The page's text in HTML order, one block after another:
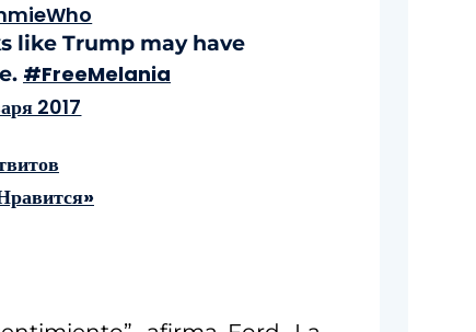
like Trump may have
#FreeMelania
2017